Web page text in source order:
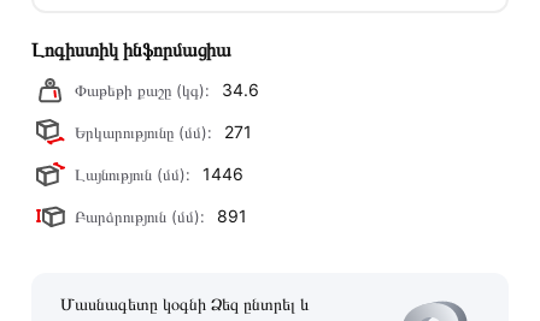
Լոգիստիկ ինֆորմացիա
Փաթեթի քաշը (կգ): 34.6
Երկարությունը (մմ): 271
Լայնություն (մմ): 1446
Բարձրություն (մմ): 891
Մասնագետը կօգնի Ձեզ ընտրել և